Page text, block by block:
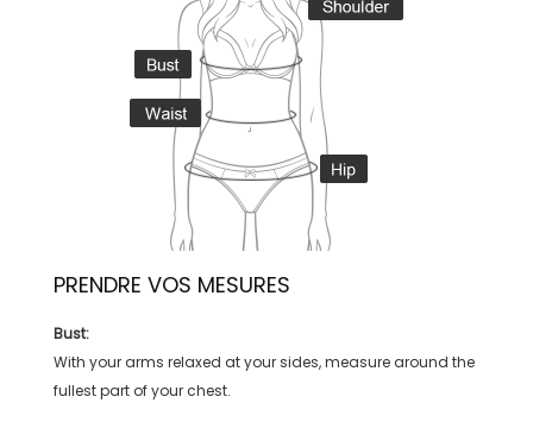
PRENDRE VOS MESURES
Bust:
With your arms relaxed at your sides, measure around the
fullest part of your chest.